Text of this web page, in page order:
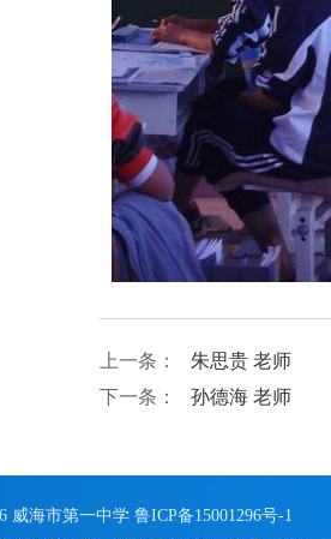
上一条：
朱思贵 老师
下一条：
孙德海 老师
威海市第一中学 鲁ICP备15001296号-1